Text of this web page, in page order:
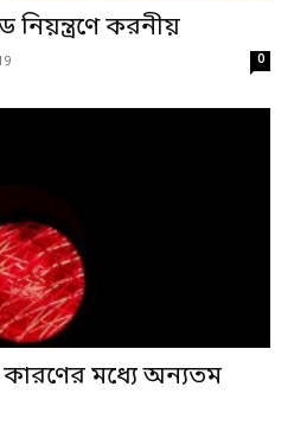
করনীয়
0
কারণের মধ্যে অন্যতম